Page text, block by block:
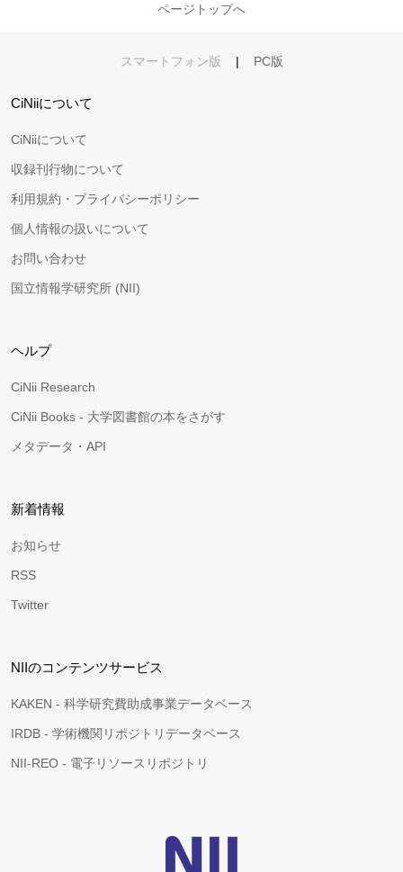
ページトップへ
スマートフォン版 | PC版
CiNiiについて
CiNiiについて
収録刊行物について
利用規約・プライバシーポリシー
個人情報の扱いについて
お問い合わせ
国立情報学研究所 (NII)
ヘルプ
CiNii Research
CiNii Books - 大学図書館の本をさがす
メタデータ・API
新着情報
お知らせ
RSS
Twitter
NIIのコンテンツサービス
KAKEN - 科学研究費助成事業データベース
IRDB - 学術機関リポジトリデータベース
NII-REO - 電子リソースリポジトリ